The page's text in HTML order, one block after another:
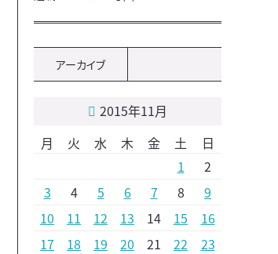
アーカイブ
2015年11月
月
火 水 木 金 土
日
1
2
3
4 5 6 7 8
9
10
11 12 13 14 15
16
17
18 19 20 21 22
23